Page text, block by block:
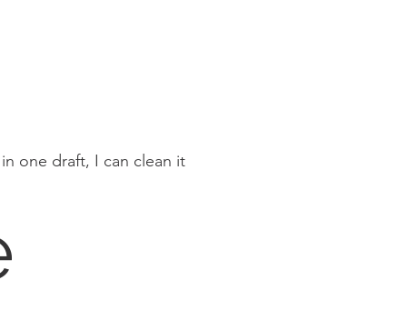
one draft, I can clean it